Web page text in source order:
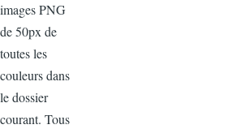
images PNG
de 50px de
toutes les
couleurs dans
le dossier
courant. Tous